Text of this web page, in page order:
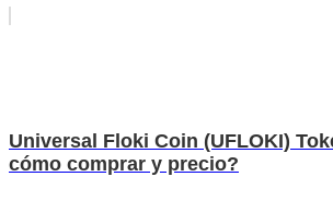
Universal Floki Coin (UFLOKI)
cómo comprar y precio?